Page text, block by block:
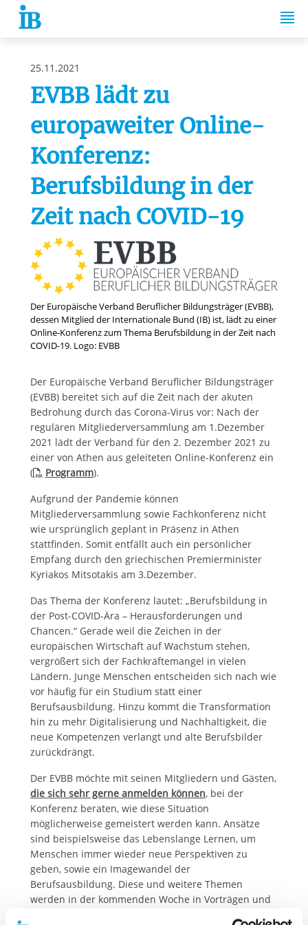
Springe zum Inhalt
25.11.2021
EVBB lädt zu
europaweiter Online-
Konferenz:
Berufsbildung in der
Zeit nach COVID-19
Der Europäische Verband Beruflicher Bildungsträger (EVBB),
dessen Mitglied der Internationale Bund (IB) ist, lädt zu einer
Online-Konferenz zum Thema Berufsbildung in der Zeit nach
COVID-19. Logo: EVBB
Der Europäische Verband Beruflicher Bildungsträger
(EVBB) bereitet sich auf die Zeit nach der akuten
Bedrohung durch das Corona-Virus vor: Nach der
regulären Mitgliederversammlung am 1.Dezember
2021 lädt der Verband für den 2. Dezember 2021 zu
einer von Athen aus geleiteten Online-Konferenz ein
(
Programm).
Aufgrund der Pandemie können
Mitgliederversammlung sowie Fachkonferenz nicht
wie ursprünglich geplant in Präsenz in Athen
stattfinden. Somit entfällt auch ein persönlicher
Empfang durch den griechischen Premierminister
Kyriakos Mitsotakis am 3.Dezember.
Das Thema der Konferenz lautet: „Berufsbildung in
der Post-COVID-Ära – Herausforderungen und
Chancen.“ Gerade weil die Zeichen in der
europäischen Wirtschaft auf Wachstum stehen,
vergrößert sich der Fachkräftemangel in vielen
Ländern. Junge Menschen entscheiden sich nach wie
vor häufig für ein Studium statt einer
Berufsausbildung. Hinzu kommt die Transformation
hin zu mehr Digitalisierung und Nachhaltigkeit, die
neue Kompetenzen verlangt und alte Berufsbilder
zurückdrängt.
Der EVBB möchte mit seinen Mitgliedern und Gästen,
die sich sehr gerne anmelden können, bei der
Konferenz beraten, wie diese Situation
möglicherweise gemeistert werden kann. Ansätze
sind beispielsweise das Lebenslange Lernen, um
Menschen immer wieder neue Perspektiven zu
geben, sowie ein Imagewandel der
Berufsausbildung. Diese und weitere Themen
werden in der kommenden Woche in Vorträgen und